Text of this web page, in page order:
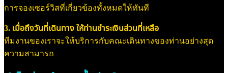
การจองเซอร์วิสที่เกี่ยวข้องทั้งหมดให้ทันที
3. เมื่อถึงวันที่เดินทาง ให้ท่านชำระเงินส่วนที่เหลือ
ทีมงานของเราจะให้บริการกับคณะเดินทางของท่านอย่างสุด
ความสามารถ